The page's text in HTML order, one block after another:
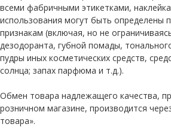
всеми фабричными этикетками,
использования могут быть определены
признакам (включая, но не
дезодоранта, губной помады,
пудры иных косметических средств,
солнца; запах парфюма и т.д.).
Обмен товара надлежащего качества,
розничном магазине, производится
товара».